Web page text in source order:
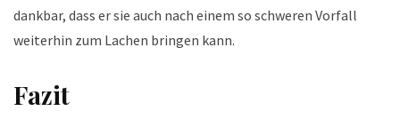
dankbar, dass er sie auch nach einem so schweren Vorfall
weiterhin zum Lachen bringen kann.
Fazit